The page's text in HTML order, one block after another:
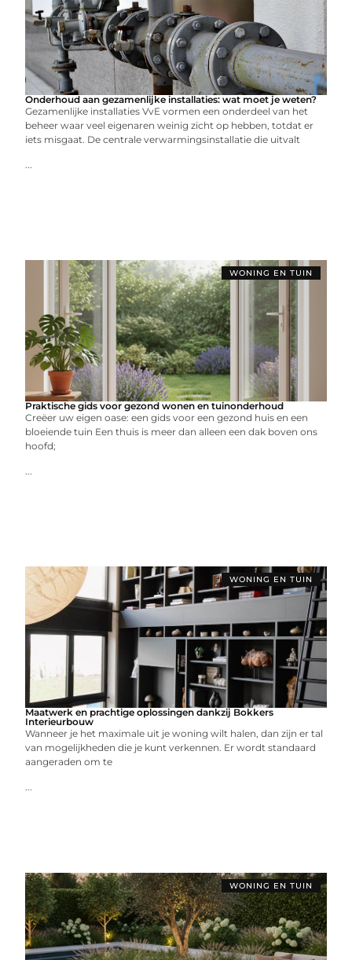
Onderhoud aan gezamenlijke installaties: wat moet je weten?
Gezamenlijke installaties VvE vormen een onderdeel van het
beheer waar veel eigenaren weinig zicht op hebben, totdat er
iets misgaat. De centrale verwarmingsinstallatie die uitvalt
...
WONING EN TUIN
Praktische gids voor gezond wonen en tuinonderhoud
Creëer uw eigen oase: een gids voor een gezond huis en een
bloeiende tuin Een thuis is meer dan alleen een dak boven ons
hoofd;
...
WONING EN TUIN
Maatwerk en prachtige oplossingen dankzij Bokkers
Interieurbouw
Wanneer je het maximale uit je woning wilt halen, dan zijn er tal
van mogelijkheden die je kunt verkennen. Er wordt standaard
aangeraden om te
...
WONING EN TUIN